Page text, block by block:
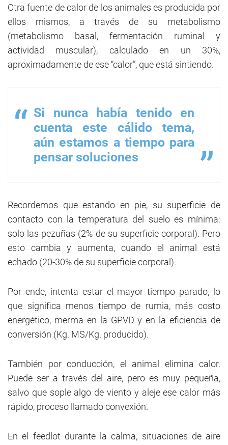
Otra fuente de calor de los animales es producida por
ellos mismos, a través de su metabolismo
(metabolismo basal, fermentación ruminal y
actividad muscular), calculado en un 30%,
aproximadamente de ese “calor”, que está sintiendo.
Si nunca había tenido en
cuenta este cálido tema,
aún estamos a tiempo para
pensar soluciones
Recordemos que estando en pie, su superficie de
contacto con la temperatura del suelo es mínima:
solo las pezuñas (2% de su superficie corporal). Pero
esto cambia y aumenta, cuando el animal está
echado (20-30% de su superficie corporal).
Por ende, intenta estar el mayor tiempo parado, lo
que significa menos tiempo de rumia, más costo
energético, merma en la GPVD y en la eficiencia de
conversión (Kg. MS/Kg. producido).
También por conducción, el animal elimina calor.
Puede ser a través del aire, pero es muy pequeña,
salvo que sople algo de viento y aleje ese calor más
rápido, proceso llamado convexión.
En el feedlot durante la calma, situaciones de aire